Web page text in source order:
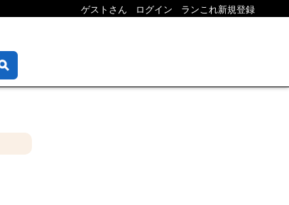
ゲストさん ログイン ランこれ新規登録